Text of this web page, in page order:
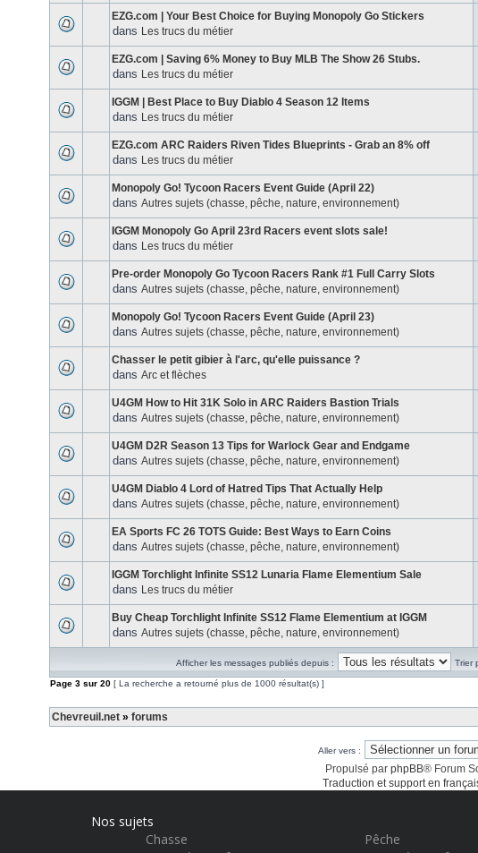
EZG.com | Your Best Choice for Buying Monopoly Go Stickers
dans Les trucs du métier
EZG.com | Saving 6% Money to Buy MLB The Show 26 Stubs.
dans Les trucs du métier
IGGM | Best Place to Buy Diablo 4 Season 12 Items
dans Les trucs du métier
EZG.com ARC Raiders Riven Tides Blueprints - Grab an 8% off
dans Les trucs du métier
Monopoly Go! Tycoon Racers Event Guide (April 22)
dans Autres sujets (chasse, pêche, nature, environnement)
IGGM Monopoly Go April 23rd Racers event slots sale!
dans Les trucs du métier
Pre-order Monopoly Go Tycoon Racers Rank #1 Full Carry Slots
dans Autres sujets (chasse, pêche, nature, environnement)
Monopoly Go! Tycoon Racers Event Guide (April 23)
dans Autres sujets (chasse, pêche, nature, environnement)
Chasser le petit gibier à l'arc, qu'elle puissance ?
dans Arc et flèches
U4GM How to Hit 31K Solo in ARC Raiders Bastion Trials
dans Autres sujets (chasse, pêche, nature, environnement)
U4GM D2R Season 13 Tips for Warlock Gear and Endgame
dans Autres sujets (chasse, pêche, nature, environnement)
U4GM Diablo 4 Lord of Hatred Tips That Actually Help
dans Autres sujets (chasse, pêche, nature, environnement)
EA Sports FC 26 TOTS Guide: Best Ways to Earn Coins
dans Autres sujets (chasse, pêche, nature, environnement)
IGGM Torchlight Infinite SS12 Lunaria Flame Elementium Sale
dans Les trucs du métier
Buy Cheap Torchlight Infinite SS12 Flame Elementium at IGGM
dans Autres sujets (chasse, pêche, nature, environnement)
Afficher les messages publiés depuis : Trier
Page 3 sur 20 [ La recherche a retourné plus de 1000 résultat(s) ]
Chevreuil.net » forums
Aller vers :
Propulsé par phpBB® Forum
Traduction et support en
Nos sujets
Chasse
Pêche